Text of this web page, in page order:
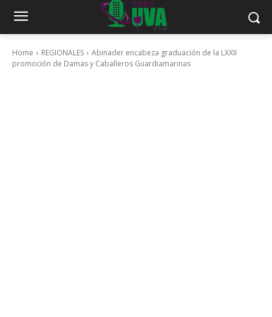
Home REGIONALES
Abinader encabeza graduación de la LXXII
promoción de Damas y Caballeros Guardiamarinas